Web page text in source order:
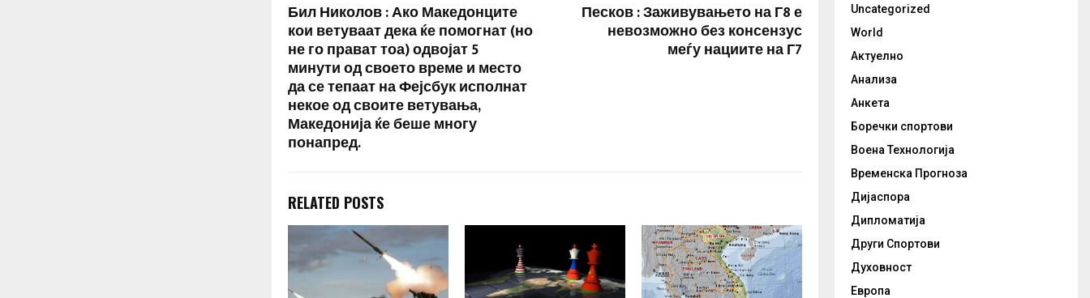
Бил Николов : Ако Македонците
кои ветуваат дека ќе помогнат (но
не го прават тоа) одвојат 5
минути од своето време и место
да се тепаат на Фејсбук исполнат
некое од своите ветувања,
Македонија ќе беше многу
понапред.
Песков : Заживувањето на Г8 е
невозможно без консензус
меѓу нациите на Г7
RELATED POSTS
Uncategorized
World
Актуелно
Анализа
Анкета
Боречки спортови
Воена Технологија
Временска Прогноза
Дијаспора
Дипломатија
Други Спортови
Духовност
Европа